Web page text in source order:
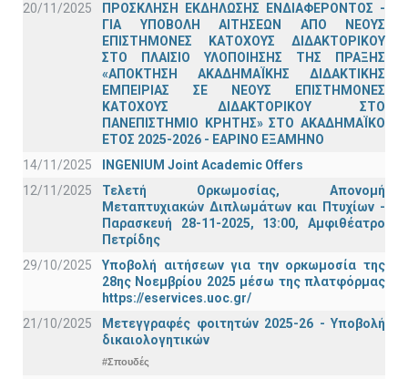
20/11/2025
ΠΡΟΣΚΛΗΣΗ ΕΚΔΗΛΩΣΗΣ ΕΝΔΙΑΦΕΡΟΝΤΟΣ -
ΓΙΑ ΥΠΟΒΟΛΗ ΑΙΤΗΣΕΩΝ ΑΠΟ ΝΕΟΥΣ
ΕΠΙΣΤΗΜΟΝΕΣ ΚΑΤΟΧΟΥΣ ΔΙΔΑΚΤΟΡΙΚΟΥ
ΣΤΟ ΠΛΑΙΣΙΟ ΥΛΟΠΟΙΗΣΗΣ ΤΗΣ ΠΡΑΞΗΣ
«ΑΠΟΚΤΗΣΗ ΑΚΑΔΗΜΑΪΚΗΣ ΔΙΔΑΚΤΙΚΗΣ
ΕΜΠΕΙΡΙΑΣ ΣΕ ΝΕΟΥΣ ΕΠΙΣΤΗΜΟΝΕΣ
ΚΑΤΟΧΟΥΣ ΔΙΔΑΚΤΟΡΙΚΟΥ ΣΤΟ
ΠΑΝΕΠΙΣΤΗΜΙΟ ΚΡΗΤΗΣ» ΣΤΟ ΑΚΑΔΗΜΑΪΚΟ
ΕΤΟΣ 2025-2026 - ΕΑΡΙΝΟ ΕΞΑΜΗΝΟ
14/11/2025
INGENIUM Joint Academic Offers
12/11/2025
Τελετή Ορκωμοσίας, Απονομή
Μεταπτυχιακών Διπλωμάτων και Πτυχίων -
Παρασκευή 28-11-2025, 13:00, Αμφιθέατρο
Πετρίδης
29/10/2025
Υποβολή αιτήσεων για την ορκωμοσία της
28ης Νοεμβρίου 2025 μέσω της πλατφόρμας
https://eservices.uoc.gr/
21/10/2025
Μετεγγραφές φοιτητών 2025-26 - Υποβολή
δικαιολογητικών
#Σπουδές